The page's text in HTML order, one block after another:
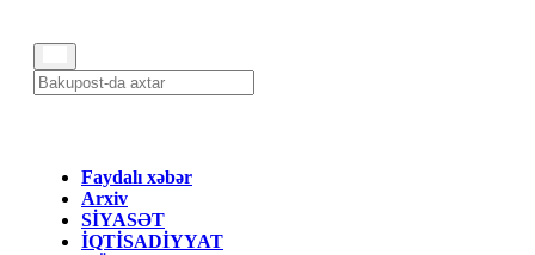
Faydalı xəbər
Arxiv
SİYASƏT
İQTİSADİYYAT